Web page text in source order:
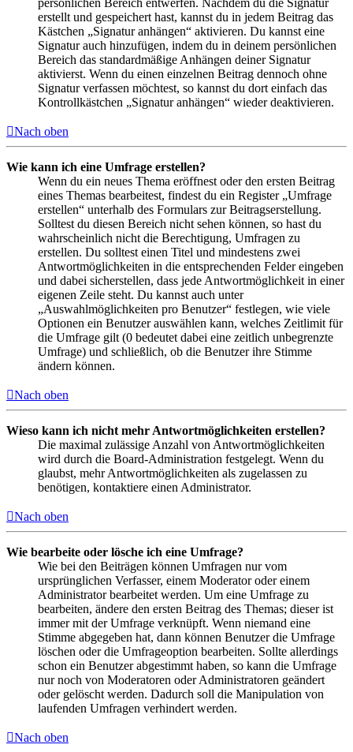
persönlichen Bereich entwerfen. Nachdem du die Signatur
erstellt und gespeichert hast, kannst du in jedem Beitrag das
Kästchen „Signatur anhängen“ aktivieren. Du kannst eine
Signatur auch hinzufügen, indem du in deinem persönlichen
Bereich das standardmäßige Anhängen deiner Signatur
aktivierst. Wenn du einen einzelnen Beitrag dennoch ohne
Signatur verfassen möchtest, so kannst du dort einfach das
Kontrollkästchen „Signatur anhängen“ wieder deaktivieren.
Nach oben
Wie kann ich eine Umfrage erstellen?
Wenn du ein neues Thema eröffnest oder den ersten Beitrag
eines Themas bearbeitest, findest du ein Register „Umfrage
erstellen“ unterhalb des Formulars zur Beitragserstellung.
Solltest du diesen Bereich nicht sehen können, so hast du
wahrscheinlich nicht die Berechtigung, Umfragen zu
erstellen. Du solltest einen Titel und mindestens zwei
Antwortmöglichkeiten in die entsprechenden Felder eingeben
und dabei sicherstellen, dass jede Antwortmöglichkeit in einer
eigenen Zeile steht. Du kannst auch unter
„Auswahlmöglichkeiten pro Benutzer“ festlegen, wie viele
Optionen ein Benutzer auswählen kann, welches Zeitlimit für
die Umfrage gilt (0 bedeutet dabei eine zeitlich unbegrenzte
Umfrage) und schließlich, ob die Benutzer ihre Stimme
ändern können.
Nach oben
Wieso kann ich nicht mehr Antwortmöglichkeiten erstellen?
Die maximal zulässige Anzahl von Antwortmöglichkeiten
wird durch die Board-Administration festgelegt. Wenn du
glaubst, mehr Antwortmöglichkeiten als zugelassen zu
benötigen, kontaktiere einen Administrator.
Nach oben
Wie bearbeite oder lösche ich eine Umfrage?
Wie bei den Beiträgen können Umfragen nur vom
ursprünglichen Verfasser, einem Moderator oder einem
Administrator bearbeitet werden. Um eine Umfrage zu
bearbeiten, ändere den ersten Beitrag des Themas; dieser ist
immer mit der Umfrage verknüpft. Wenn niemand eine
Stimme abgegeben hat, dann können Benutzer die Umfrage
löschen oder die Umfrageoption bearbeiten. Sollte allerdings
schon ein Benutzer abgestimmt haben, so kann die Umfrage
nur noch von Moderatoren oder Administratoren geändert
oder gelöscht werden. Dadurch soll die Manipulation von
laufenden Umfragen verhindert werden.
Nach oben